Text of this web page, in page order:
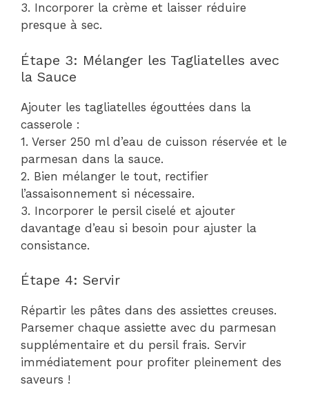
3. Incorporer la crème et laisser réduire
presque à sec.
Étape 3: Mélanger les Tagliatelles avec
la Sauce
Ajouter les tagliatelles égouttées dans la
casserole :
1. Verser 250 ml d’eau de cuisson réservée et le
parmesan dans la sauce.
2. Bien mélanger le tout, rectifier
l’assaisonnement si nécessaire.
3. Incorporer le persil ciselé et ajouter
davantage d’eau si besoin pour ajuster la
consistance.
Étape 4: Servir
Répartir les pâtes dans des assiettes creuses.
Parsemer chaque assiette avec du parmesan
supplémentaire et du persil frais. Servir
immédiatement pour profiter pleinement des
saveurs !